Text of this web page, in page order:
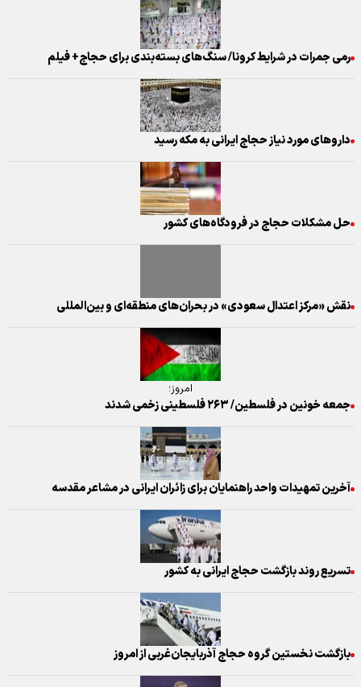
رمی جمرات در شرایط کرونا/ سنگ‌های بسته‌بندی برای حجاج+ فیلم
داروهای مورد نیاز حجاج ایرانی به مکه رسید
حل مشکلات حجاج در فرودگاه‌های کشور
نقش «مرکز اعتدال سعودی» در بحران‌های منطقه‌ای و بین‌المللی
امروز؛
جمعه خونین در فلسطین/ ۲۶۳ فلسطینی زخمی شدند
آخرین تمهیدات واحد راهنمایان برای زائران ایرانی در مشاعر مقدسه
تسریع روند بازگشت حجاج ایرانی به کشور
بازگشت نخستین گروه حجاج آذربایجان‌غربی از امروز